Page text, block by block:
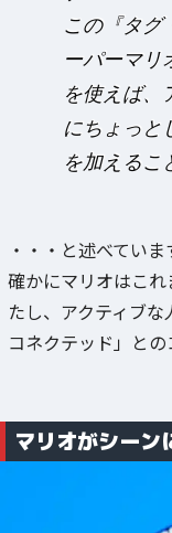
この『タグ
ーパーマリ
を使えば、
にちょっと
を加えるこ
・・・と述べていま
確かにマリオはこ
たし、アクティブ
コネクテッド」と
マリオがシーン